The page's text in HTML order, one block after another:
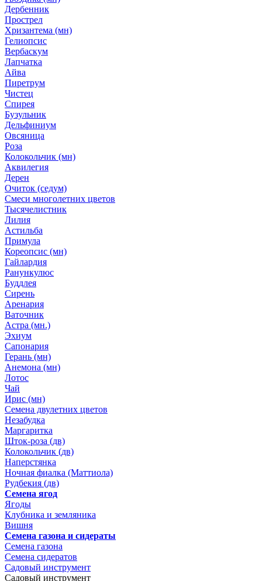
Дербенник
Прострел
Хризантема (мн)
Гелиопсис
Вербаскум
Лапчатка
Айва
Пиретрум
Чистец
Спирея
Бузульник
Дельфиниум
Овсяница
Роза
Колокольчик (мн)
Аквилегия
Дерен
Очиток (седум)
Смеси многолетних цветов
Тысячелистник
Лилия
Астильба
Примула
Кореопсис (мн)
Гайлардия
Ранункулюс
Буддлея
Сирень
Аренария
Ваточник
Астра (мн.)
Эхиум
Сапонария
Герань (мн)
Анемона (мн)
Лотос
Чай
Ирис (мн)
Семена двулетних цветов
Незабудка
Маргаритка
Шток-роза (дв)
Колокольчик (дв)
Наперстянка
Ночная фиалка (Маттиола)
Рудбекия (дв)
Семена ягод
Ягоды
Клубника и земляника
Вишня
Семена газона и сидераты
Семена газона
Семена сидератов
Садовый инструмент
Садовый инструмент